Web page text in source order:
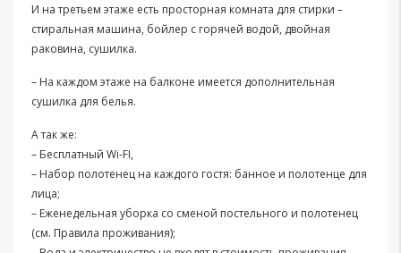
И на третьем этаже есть просторная комната для стирки –
стиральная машина, бойлер с горячей водой, двойная
раковина, сушилка.
– На каждом этаже на балконе имеется дополнительная
сушилка для белья.
А так же:
– Бесплатный Wi-FI,
– Набор полотенец на каждого гостя: банное и полотенце для
лица;
– Еженедельная уборка со сменой постельного и полотенец
(см. Правила проживания);